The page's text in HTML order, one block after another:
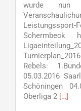
wurde nun
Leistungssport-
Schermbeck
Rebels:
05.03.2016
Schöningen
Oberliga 2 Read
[…]